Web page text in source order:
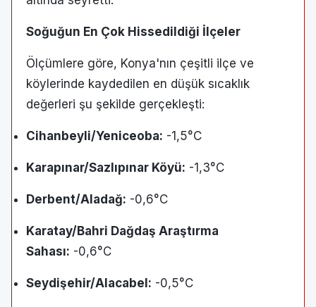
Soğuğun En Çok Hissedildiği İlçeler
Ölçümlere göre, Konya'nın çeşitli ilçe ve
köylerinde kaydedilen en düşük sıcaklık
değerleri şu şekilde gerçekleşti:
Cihanbeyli/Yeniceoba: -1,5°C
Karapınar/Sazlıpınar Köyü: -1,3°C
Derbent/Aladağ: -0,6°C
Karatay/Bahri Dağdaş Araştırma
Sahası: -0,6°C
Seydişehir/Alacabel: -0,5°C